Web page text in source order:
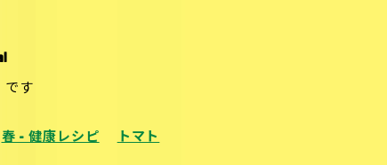
す
春 - 健康レシピ トマト